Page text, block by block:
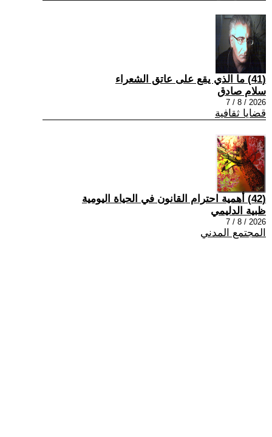
(41) ما الذي يقع على عاتق الشعراء
سلام صادق
2026 / 8 / 7
قضايا ثقافية
(42) أهمية احترام القانون في الحياة اليومية
ظبية الدليمي
2026 / 8 / 7
المجتمع المدني